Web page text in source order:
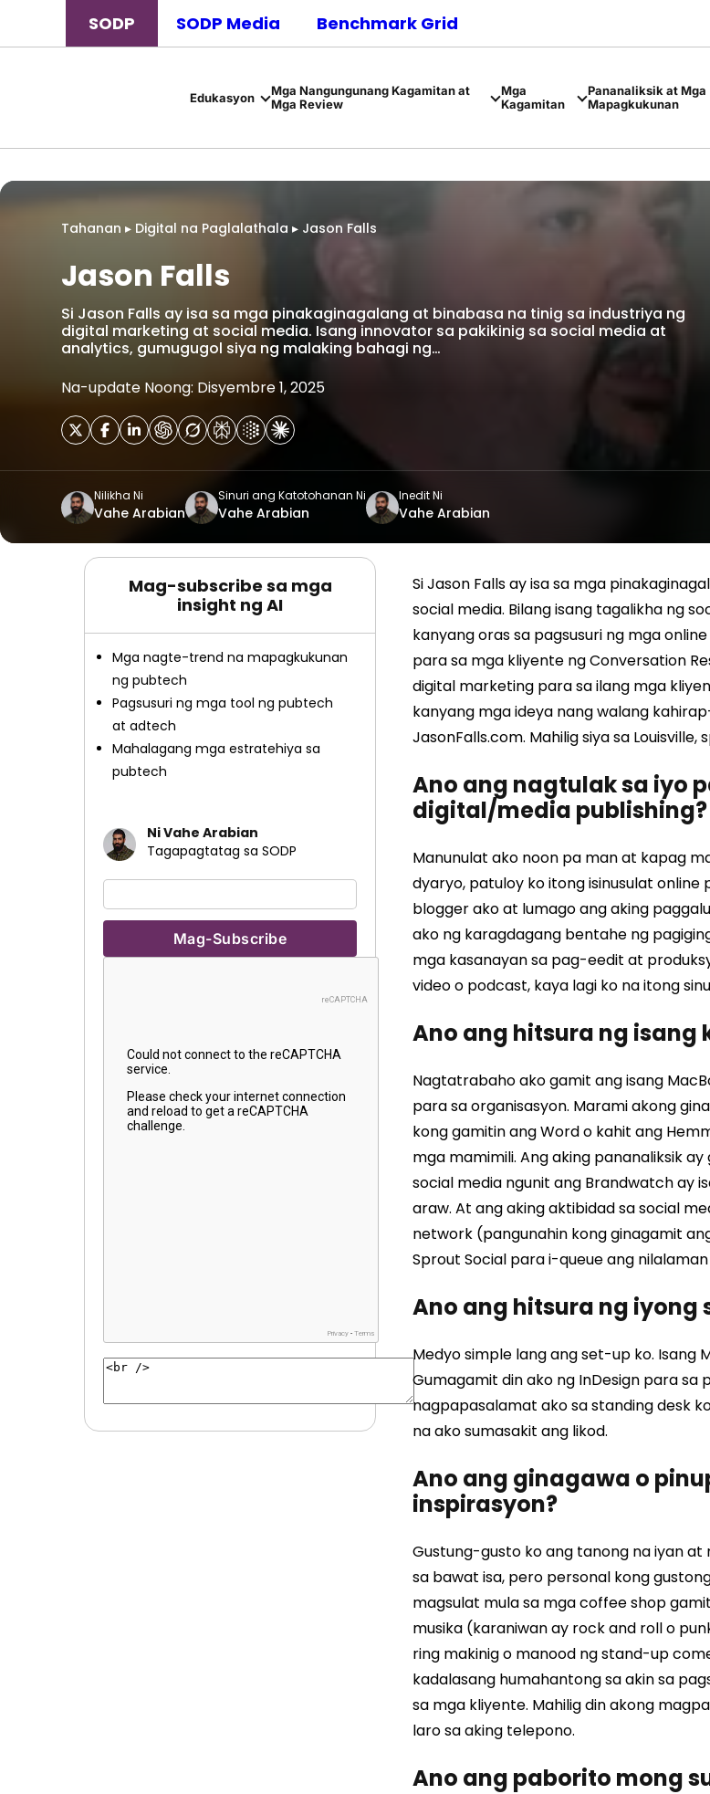
SODP SODP Media Benchmark Grid
Edukasyon
Mga Nangungunang Kagamitan at
Mga Review
Mga
Kagamitan
Pananaliksik at Mga
Mapagkukunan
Tahanan ▸ Digital na Paglalathala ▸ Jason Falls
Jason Falls
Si Jason Falls ay isa sa mga pinakaginagalang at binabasa na tinig sa industriya ng
digital marketing at social media. Isang innovator sa pakikinig sa social media at
analytics, gumugugol siya ng malaking bahagi ng…
Na-update Noong: Disyembre 1, 2025
Nilikha Ni
Vahe Arabian
Sinuri ang Katotohanan Ni
Vahe Arabian
Inedit Ni
Vahe Arabian
Mag-subscribe sa mga
insight ng AI
Mga nagte-trend na mapagkukunan
ng pubtech
Pagsusuri ng mga tool ng pubtech
at adtech
Mahalagang mga estratehiya sa
pubtech
Ni Vahe Arabian
Tagapagtatag sa SODP
Si Jason Falls ay isa sa mga
social media. Bilang isang tagalikha ng
kanyang oras sa pagsusuri ng mga
para sa mga kliyente ng Conversation
digital marketing para sa ilang mga
kanyang mga ideya nang walang
JasonFalls.com. Mahilig siya sa Louisville,
Ano ang nagtulak sa iyo
digital/media publishing?
Manunulat ako noon pa man at kapag
dyaryo, patuloy ko itong isinusulat online
blogger ako at lumago ang aking
ako ng karagdagang bentahe ng
mga kasanayan sa pag-eedit at
video o podcast, kaya lagi ko na itong
Ano ang hitsura ng isang
Nagtatrabaho ako gamit ang isang
para sa organisasyon. Marami akong
kong gamitin ang Word o kahit ang
mga mamimili. Ang aking pananaliksik
social media ngunit ang Brandwatch ay
araw. At ang aking aktibidad sa social
network (pangunahin kong ginagamit
Sprout Social para i-queue ang
Ano ang hitsura ng iyong
Medyo simple lang ang set-up ko. Isang
Gumagamit din ako ng InDesign para
nagpapasalamat ako sa standing desk
na ako sumasakit ang likod.
Ano ang ginagawa o
inspirasyon?
Gustung-gusto ko ang tanong na iyan
sa bawat isa, pero personal kong
magsulat mula sa mga coffee shop
musika (karaniwan ay rock and roll o
ring makinig o manood ng stand-up
kadalasang humahantong sa akin sa
sa mga kliyente. Mahilig din akong
laro sa aking telepono.
Ano ang paborito mong